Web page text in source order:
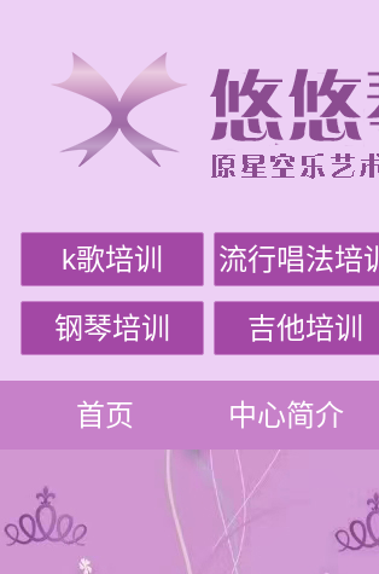
k歌培训 流行唱法培训
钢琴培训 吉他培训
首页 中心简介